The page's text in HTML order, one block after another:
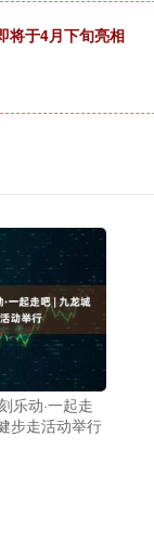
将于4月下旬亮相
乐动·一起走
步走活动举行